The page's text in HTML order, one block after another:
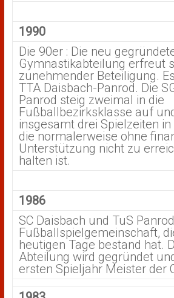
1990
Die 90er : Die neu
Gymnastikabteilung erfreut
zunehmender Beteiligung.
TTA Daisbach-Panrod. Die
Panrod steig zweimal in die
Fußballbezirksklasse auf
insgesamt drei Spielzeiten
die normalerweise ohne
Unterstützung nicht zu
halten ist.
1986
SC Daisbach und TuS
Fußballspielgemeinschaft,
heutigen Tage bestand hat.
Abteilung wird gegründet
ersten Spieljahr Meister der